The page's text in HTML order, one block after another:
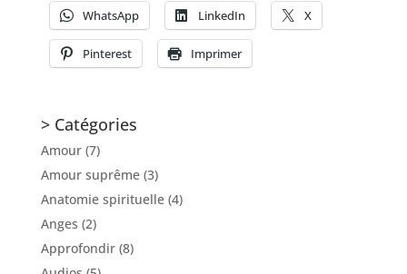
WhatsApp LinkedIn X
Pinterest Imprimer
> Catégories
Amour(7)
Amour suprême(3)
Anatomie spirituelle(4)
Anges (2)
Approfondir(8)